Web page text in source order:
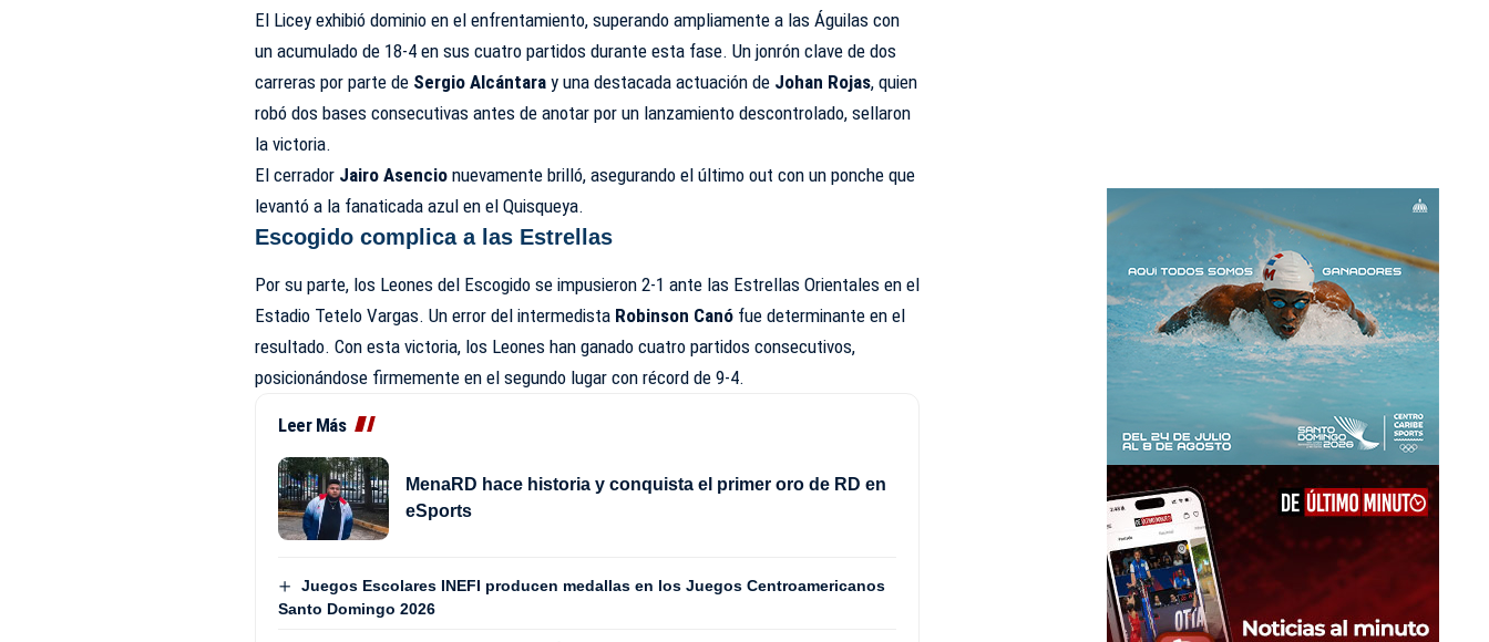
El Licey exhibió dominio en el enfrentamiento, superando ampliamente a las Águilas con
un acumulado de 18-4 en sus cuatro partidos durante esta fase. Un jonrón clave de dos
carreras por parte de Sergio Alcántara y una destacada actuación de Johan Rojas, quien
robó dos bases consecutivas antes de anotar por un lanzamiento descontrolado, sellaron
la victoria.
El cerrador Jairo Asencio nuevamente brilló, asegurando el último out con un ponche que
levantó a la fanaticada azul en el Quisqueya.
Escogido complica a las Estrellas
Por su parte, los Leones del Escogido se impusieron 2-1 ante las Estrellas Orientales en el
Estadio Tetelo Vargas. Un error del intermedista Robinson Canó fue determinante en el
resultado. Con esta victoria, los Leones han ganado cuatro partidos consecutivos,
posicionándose firmemente en el segundo lugar con récord de 9-4.
Leer Más
MenaRD hace historia y conquista el primer oro de RD en
eSports
Juegos Escolares INEFI producen medallas en los Juegos Centroamericanos
Santo Domingo 2026